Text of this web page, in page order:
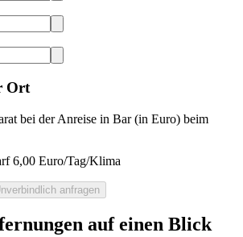
Ort
bei der Anreise in Bar (in Euro) beim
6,00 Euro/Tag/Klima
anfragen
auf einen Blick